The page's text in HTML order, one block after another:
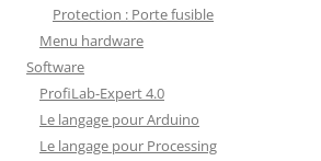
Protection : Porte fusible
Menu hardware
Software
ProfiLab-Expert 4.0
Le langage pour Arduino
Le langage pour Processing